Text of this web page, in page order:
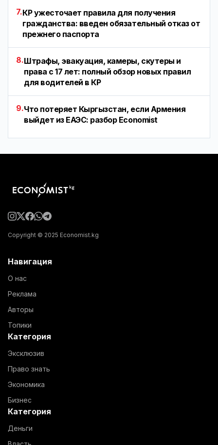
7.КР ужесточает правила для получения
гражданства: введен обязательный отказ от
прежнего паспорта
8.Штрафы, эвакуация, камеры, скутеры и
права с 17 лет: полный обзор новых правил
для водителей в КР
9.Что потеряет Кыргызстан, если Армения
выйдет из ЕАЭС: разбор Economist
Copyright © 2025 Economist.kg
Навигация
О нас
Реклама
Авторы
Топики
Категория
Эксклюзив
Право знать
Экономика
Бизнес
Категория
Деньги